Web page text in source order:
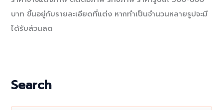
บาท ขึ้นอยู่กับรายละเอียดที่แต่ง หากทำเป็นจำนวนหลายรูปจะมี
ได้รับส่วนลด
Search